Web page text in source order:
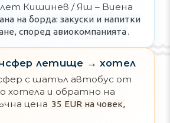
Кишинев / Яш – Виена
на борда: закуски и напитки
според авиокомпанията.
летище → хотел
с шатъл автобус от
и обратно на
цена 35 EUR на човек,